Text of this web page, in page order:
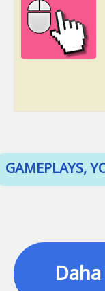
GAMEPLAYS,